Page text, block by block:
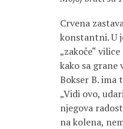
Crvena
konstantni. U
„zakoče“
kako sa grane
Bokser B. ima
„Vidi ovo,
njegova
na kolena,